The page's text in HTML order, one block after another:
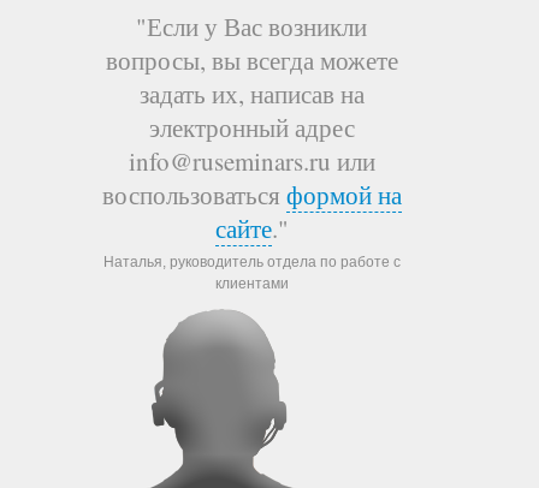
"Если у Вас возникли
вопросы, вы всегда можете
задать их, написав на
электронный адрес
info@ruseminars.ru или
воспользоваться формой на
сайте."
Наталья, руководитель отдела по работе с
клиентами